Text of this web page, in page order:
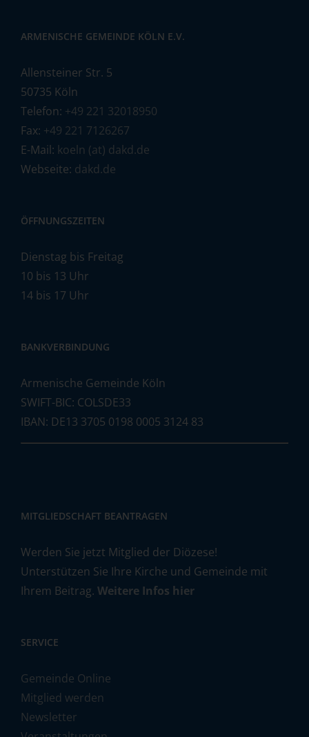
ARMENISCHE GEMEINDE KÖLN E.V.
Allensteiner Str. 5
50735 Köln
Telefon: +49 221 32018950
Fax: +49 221 7126267
E-Mail: koeln (at) dakd.de
Webseite: dakd.de
ÖFFNUNGSZEITEN
Dienstag bis Freitag
10 bis 13 Uhr
14 bis 17 Uhr
BANKVERBINDUNG
Armenische Gemeinde Köln
SWIFT-BIC: COLSDE33
IBAN: DE13 3705 0198 0005 3124 83
MITGLIEDSCHAFT BEANTRAGEN
Werden Sie jetzt Mitglied der Diözese!
Unterstützen Sie Ihre Kirche und Gemeinde mit
Ihrem Beitrag. Weitere Infos hier
SERVICE
Gemeinde Online
Mitglied werden
Newsletter